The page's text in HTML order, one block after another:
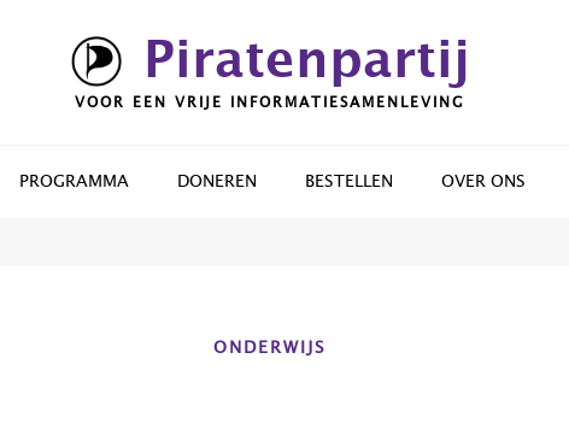
Piratenpartij
VOOR EEN VRIJE INFORMATIESAMENLEVING
PROGRAMMA DONEREN BESTELLEN OVER ONS
ONDERWIJS